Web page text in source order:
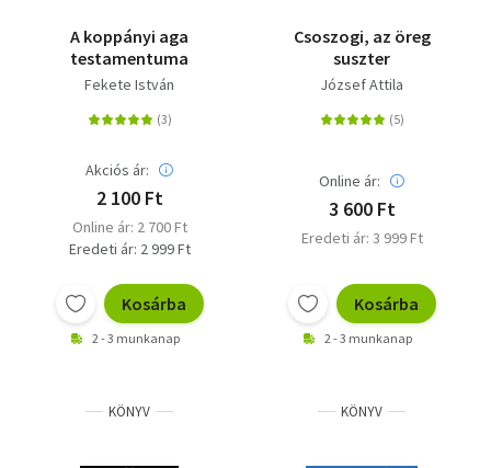
A koppányi aga
testamentuma
Fekete István
Akciós ár:
2 100 Ft
Online ár: 2 700 Ft
Eredeti ár: 2 999 Ft
Kosárba
2 - 3 munkanap
Csoszogi, az öreg
suszter
József Attila
Online ár:
3 600 Ft
Eredeti ár: 3 999 Ft
Kosárba
2 - 3 munkanap
KÖNYV KÖNYV